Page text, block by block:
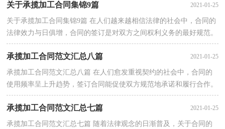
2021-01-25
关于承揽加工合同集锦9篇
关于承揽加工合同集锦9篇 在人们越来越相信法律的社会中，合同的
法律效力与日俱增，合同的签订是对双方之间权利义务的最好规范。
那么一份详细的合同要怎么写呢？下面是小编···
2021-01-25
承揽加工合同范文汇总八篇
承揽加工合同范文汇总八篇 在人们愈发重视契约的社会中，合同的
使用频率呈上升趋势，签订合同能促使双方规范地承诺和履行合作。
相信大家又在为写合同犯愁了吧，以下是小编收···
2021-01-25
承揽加工合同范文汇总七篇
承揽加工合同范文汇总七篇 随着法律观念的日渐普及，关于合同的